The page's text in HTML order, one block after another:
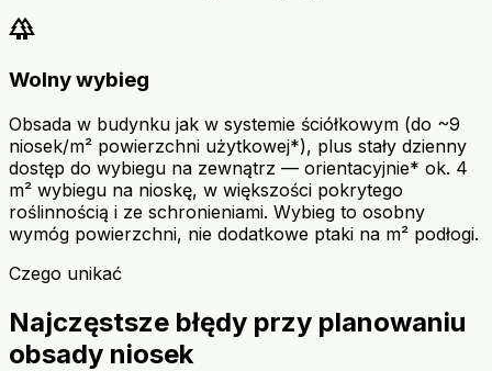
forest
Wolny wybieg
Obsada w budynku jak w systemie ściółkowym (do ~9
niosek/m² powierzchni użytkowej*), plus stały dzienny
dostęp do wybiegu na zewnątrz — orientacyjnie* ok. 4
m² wybiegu na nioskę, w większości pokrytego
roślinnością i ze schronieniami. Wybieg to osobny
wymóg powierzchni, nie dodatkowe ptaki na m² podłogi.
Czego unikać
Najczęstsze błędy przy planowaniu
obsady niosek